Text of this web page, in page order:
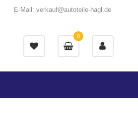
E-Mail: verkauf@autoteile-hagl.de
0